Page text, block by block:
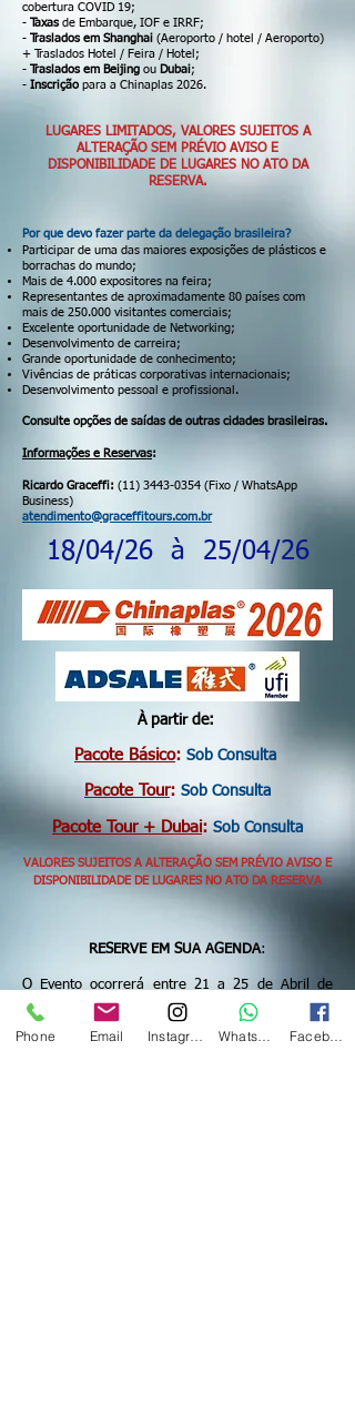
cobertura COVID 19;
- Taxas de Embarque, IOF e IRRF;
- Traslados em Shanghai (Aeroporto / hotel / Aeroporto)
+ Traslados Hotel / Feira / Hotel;
- Traslados em Beijing ou Dubai;
- Inscrição para a Chinaplas 2026.
LUGARES LIMITADOS, VALORES SUJEITOS A
ALTERAÇÃO SEM PRÉVIO AVISO E
DISPONIBILIDADE DE LUGARES NO ATO DA
RESERVA.
Por que devo fazer parte da delegação brasileira?
Participar de uma das maiores exposições de plásticos e
borrachas do mundo;
Mais de 4.000 expositores na feira;
Representantes de aproximadamente 80 países com
mais de 250.000 visitantes comerciais;
Excelente oportunidade de Networking;
Desenvolvimento de carreira;
Grande oportunidade de conhecimento;
Vivências de práticas corporativas internacionais;
Desenvolvimento pessoal e profissional.
Consulte opções de saídas de outras cidades brasileiras.
Informações e Reservas:
Ricardo Graceffi: (11) 3443-0354 (Fixo / WhatsApp
Business)
atendimento@graceffitours.com.br
18/04/26 à 25/04/26
À partir de:
Pacote Básico: Sob Consulta
Pacote Tour: Sob Consulta
Pacote Tour + Dubai: Sob Consulta
VALORES SUJEITOS A ALTERAÇÃO SEM PRÉVIO AVISO E
DISPONIBILIDADE DE LUGARES NO ATO DA RESERVA
RESERVE EM SUA AGENDA:
O Evento ocorrerá entre 21 a 25 de Abril de
2026. S
ão mais de 250 mil participantes de todo
o mundo.
Phone Email